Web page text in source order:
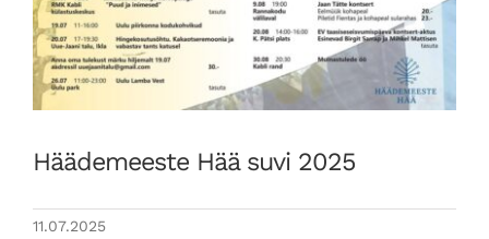
Häädemeeste Hää suvi 2025
11.07.2025